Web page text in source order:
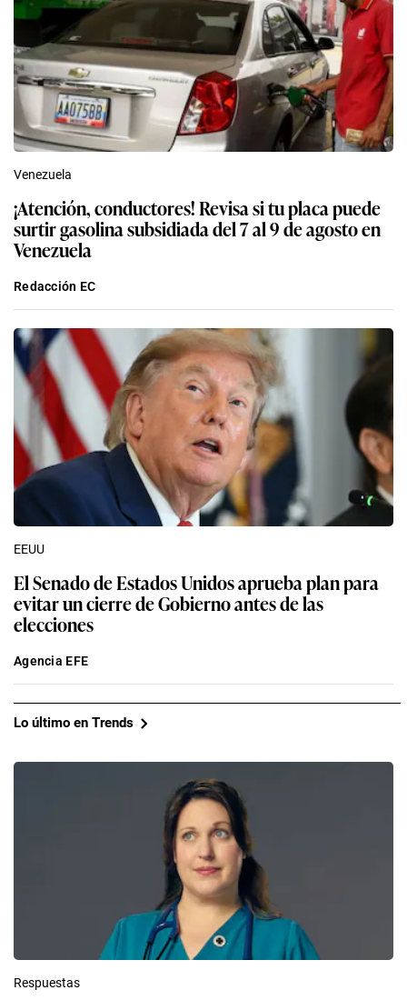
Venezuela
¡Atención, conductores! Revisa si tu placa puede
surtir gasolina subsidiada del 7 al 9 de agosto en
Venezuela
Redacción EC
EEUU
El Senado de Estados Unidos aprueba plan para
evitar un cierre de Gobierno antes de las
elecciones
Agencia EFE
Lo último en Trends
Respuestas